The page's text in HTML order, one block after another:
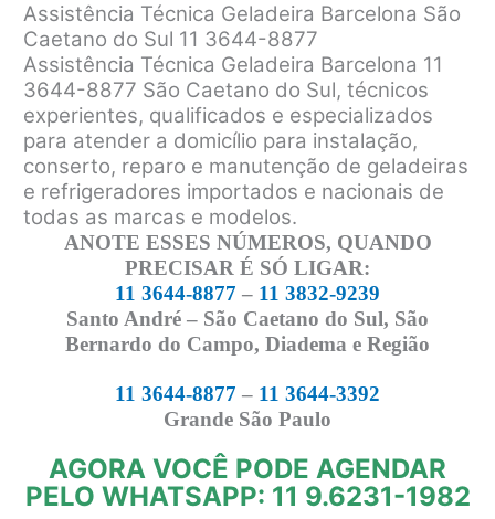
Assistência Técnica Geladeira Barcelona São
Caetano do Sul 11 3644-8877
Assistência Técnica Geladeira Barcelona 11
3644-8877 São Caetano do Sul, técnicos
experientes, qualificados e especializados
para atender a domicílio para instalação,
conserto, reparo e manutenção de geladeiras
e refrigeradores importados e nacionais de
todas as marcas e modelos.
ANOTE ESSES NÚMEROS, QUANDO
PRECISAR É SÓ LIGAR:
11 3644-8877 – 11 3832-9239
Santo André – São Caetano do Sul, São
Bernardo do Campo, Diadema e Região
11 3644-8877 – 11 3644-3392
Grande São Paulo
AGORA VOCÊ PODE AGENDAR
PELO WHATSAPP: 11 9.6231-1982